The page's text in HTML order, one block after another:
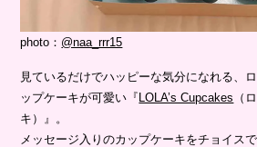
photo： @naa_rrr15
見ているだけでハッピーな気分になれる、
ップケーキが可愛い『LOLA’s Cupcakes （
キ）』。
メッセージ入りのカップケーキをチョイス